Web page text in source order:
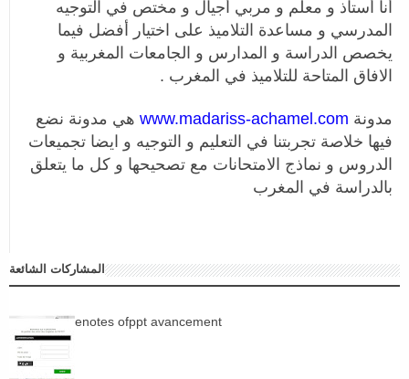
أنا أستاذ و معلم و مربي أجيال و مختص في التوجيه
المدرسي و مساعدة التلاميذ على اختيار أفضل فيما
يخصص الدراسة و المدارس و الجامعات المغربية و
الافاق المتاحة للتلاميذ في المغرب .
مدونة www.madariss-achamel.com هي مدونة نضع
فيها خلاصة تجربتنا في التعليم و التوجيه و ايضا تجميعات
الدروس و نماذج الامتحانات مع تصحيحها و كل ما يتعلق
بالدراسة في المغرب
المشاركات الشائعة
enotes ofppt avancement